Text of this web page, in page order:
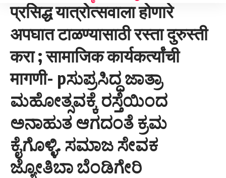
प्रसिद्ध यात्रोत्सवाला होणारे
अपघात टाळण्यासाठी रस्ता दुरुस्ती
करा ; सामाजिक कार्यकर्त्यांची
मागणी- pಸುಪ್ರಸಿದ್ಧ ಜಾತ್ರಾ
ಮಹೋತ್ಸವಕ್ಕೆ ರಸ್ತೆಯಿಂದ
ಅನಾಹುತ ಆಗದಂತೆ ಕ್ರಮ
ಕೈಗೊಳ್ಳಿ. ಸಮಾಜ ಸೇವಕ
ಜ್ಯೋತಿಬಾ ಬೆಂಡಿಗೇರಿ